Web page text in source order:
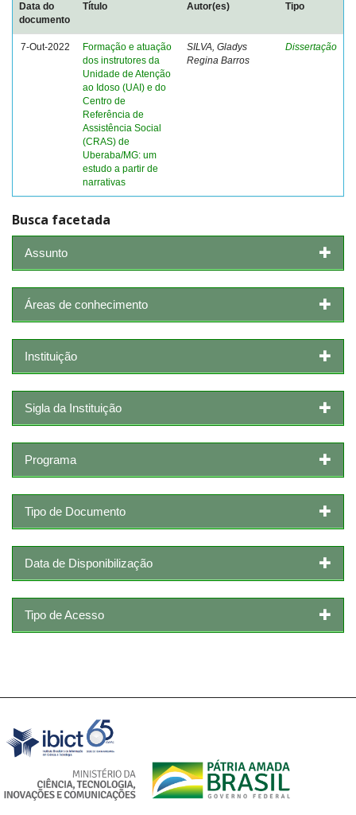
Data do
documento
Título Autor(es) Tipo
7-Out-2022
Formação e atuação
dos instrutores da
Unidade de Atenção
ao Idoso (UAI) e do
Centro de
Referência de
Assistência Social
(CRAS) de
Uberaba/MG: um
estudo a partir de
narrativas
SILVA, Gladys
Regina Barros
Dissertação
Busca facetada
Assunto
Áreas de conhecimento
Instituição
Sigla da Instituição
Programa
Tipo de Documento
Data de Disponibilização
Tipo de Acesso